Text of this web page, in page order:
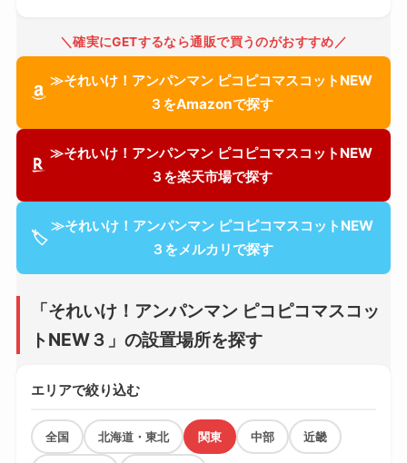
＼確実にGETするなら通販で買うのがおすすめ／
≫それいけ！アンパンマン ピコピコマスコットNEW
３をAmazonで探す
≫それいけ！アンパンマン ピコピコマスコットNEW
３を楽天市場で探す
🏷
≫それいけ！アンパンマン ピコピコマスコットNEW
３をメルカリで探す
「それいけ！アンパンマン ピコピコマスコッ
トNEW３」の設置場所を探す
エリアで絞り込む
全国 北海道・東北 関東 中部 近畿